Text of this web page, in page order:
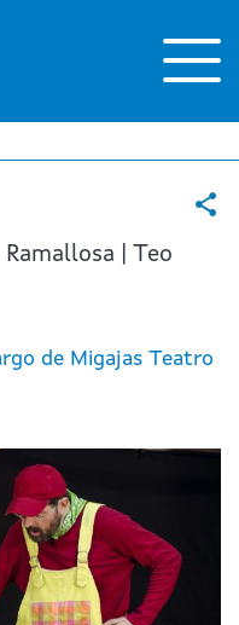
| Teo
de Migajas Teatro